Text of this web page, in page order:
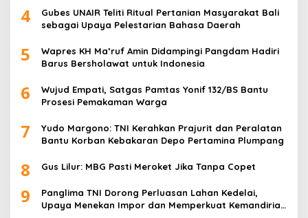
4
Gubes UNAIR Teliti Ritual Pertanian Masyarakat Bali
sebagai Upaya Pelestarian Bahasa Daerah
5
Wapres KH Ma’ruf Amin Didampingi Pangdam Hadiri
Barus Bersholawat untuk Indonesia
6
Wujud Empati, Satgas Pamtas Yonif 132/BS Bantu
Prosesi Pemakaman Warga
7
Yudo Margono: TNI Kerahkan Prajurit dan Peralatan
Bantu Korban Kebakaran Depo Pertamina Plumpang
8 Gus Lilur: MBG Pasti Meroket Jika Tanpa Copet
9
Panglima TNI Dorong Perluasan Lahan Kedelai,
Upaya Menekan Impor dan Memperkuat Kemandirian